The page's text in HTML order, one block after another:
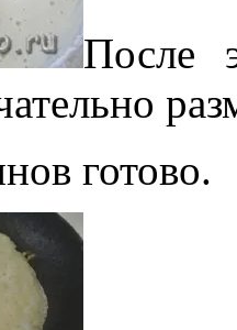
После
готово.